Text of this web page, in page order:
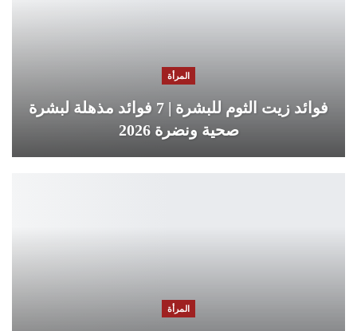
المرأة
فوائد زيت الثوم للبشرة | 7 فوائد مذهلة لبشرة
صحية ونضرة 2026
المرأة